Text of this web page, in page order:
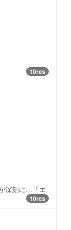
10res
深刻に…「エ
10res